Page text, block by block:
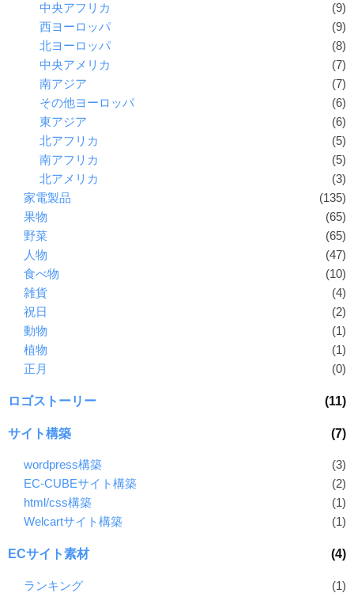
中央アフリカ
(9)
西ヨーロッパ
(9)
北ヨーロッパ
(8)
中央アメリカ
(7)
南アジア
(7)
その他ヨーロッパ
(6)
東アジア
(6)
北アフリカ
(5)
南アフリカ
(5)
北アメリカ
(3)
家電製品
(135)
果物
(65)
野菜
(65)
人物
(47)
食べ物
(10)
雑貨
(4)
祝日
(2)
動物
(1)
植物
(1)
正月
(0)
ロゴストーリー (11)
サイト構築 (7)
wordpress構築
(3)
EC-CUBEサイト構築
(2)
html/css構築
(1)
Welcartサイト構築
(1)
ECサイト素材 (4)
ランキング
(1)